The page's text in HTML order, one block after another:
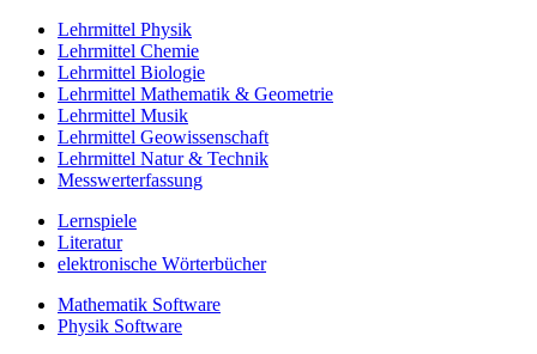
Lehrmittel Physik
Lehrmittel Chemie
Lehrmittel Biologie
Lehrmittel Mathematik & Geometrie
Lehrmittel Musik
Lehrmittel Geowissenschaft
Lehrmittel Natur & Technik
Messwerterfassung
Lernspiele
Literatur
elektronische Wörterbücher
Mathematik Software
Physik Software